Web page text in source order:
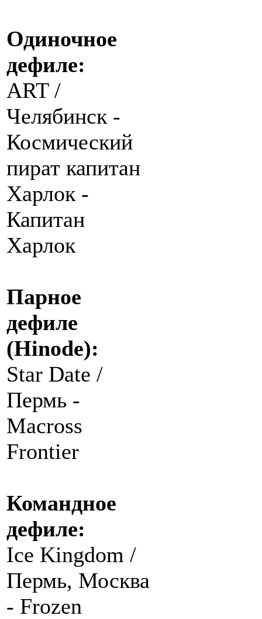
Одиночное
дефиле:
ART /
Челябинск -
Космический
пират капитан
Харлок -
Капитан
Харлок
Парное
дефиле
(Hinode):
Star Date /
Пермь -
Macross
Frontier
Командное
дефиле:
Ice Kingdom /
Пермь, Москва
- Frozen